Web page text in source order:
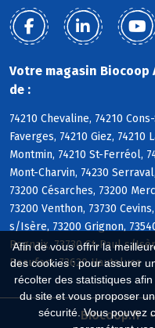
Afin de vous offrir la
des cookies : pour assurer
récolter des statistiques
du site et vous proposer
sécurité. Vous pouvez
Votre magasin Biocoop
de :
74210 Chevaline, 74210
Faverges, 74210 Giez, 74210
Montmin, 74210 St-Ferréol,
Mont-Charvin, 74230
73200 Césarches, 73200
73200 Venthon, 73730
s/Isère, 73200 Grignon,
Rognaix, 73730 St-Paul s/
Beaufort, 73620 Hauteluce
Biocoop.fr